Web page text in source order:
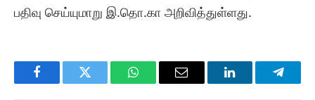
பதிவு செய்யுமாறு இ.தொ.கா அறிவித்துள்ளது.
FacebookTwitter WhatsAppEmail LinkedIn